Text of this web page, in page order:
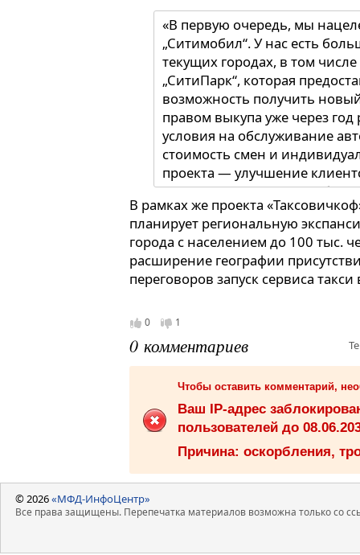
«В первую очередь, мы
„Ситимобил“. У нас есть
текущих городах, в том
„СитиПарк“, которая
возможность получить
правом выкупа уже через
условия на обслуживание
стоимость смен и
проекта — улучшение
времени подачи автомобиля.
Для усиления бренда
стратегия, в том числе
количества
года мы намерены вывести
В рамках же проекта
планирует региональную
города с населением до 100 тыс.
расширение географии
переговоров запуск сервиса
0 1
0 комментариев
Чтобы оставить комментарий,
Ваш IP-адрес
пользователей до
Причина: оскорбления,
© 2026«МФД-ИнфоЦентр»
Все права защищены. Перепечатка материалов возможна только со